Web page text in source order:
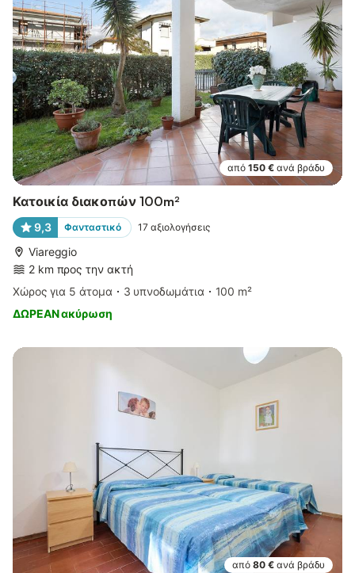
από 150 € ανά βράδυ
Κατοικία διακοπών 100m²
9,3 Φανταστικό 17 αξιολογήσεις
Viareggio
2 km προς την ακτή
Χώρος για 5 άτομα
3 υπνοδωμάτια
100 m²
ΔΩΡΕΑΝ ακύρωση
από 80 € ανά βράδυ